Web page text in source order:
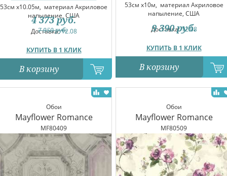
53см x10.05м, материал Акриловое
напыление, США
Доставка:12.08
КУПИТЬ В 1 КЛИК
7 950руб.
4 373 руб.
В корзину
53см x10м, материал Акриловое
напыление, США
Доставка:12.08
КУПИТЬ В 1 КЛИК
9 390 руб.
В корзину
Обои
Mayflower Romance
MF80409
Обои
Mayflower Romance
MF80509